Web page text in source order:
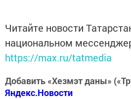
Читайте новости
национальном
https://max.ru/tatmedia
Добавить «Хезмэт даны»
Яндекс.Новости